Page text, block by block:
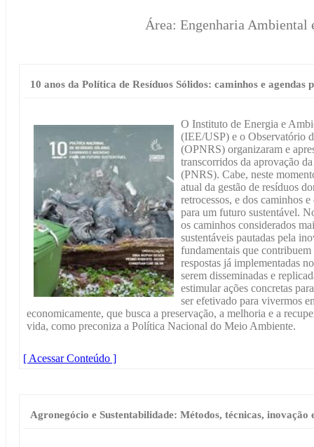
Área: Engenharia Ambiental
10 anos da Política de Resíduos Sólidos: caminhos e
O Instituto de Energia e
(IEE/USP) e o Observatório
(OPNRS) organizaram e
transcorridos da aprovação
(PNRS). Cabe, neste
atual da gestão de resíduos
retrocessos, e dos caminhos
para um futuro sustentável.
os caminhos considerados
sustentáveis pautadas pela
fundamentais que
respostas já implementadas
serem disseminadas e
estimular ações concretas
ser efetivado para vivermos
economicamente, que busca a preservação, a melhoria e a
vida, como preconiza a Política Nacional do Meio Ambiente.
[ Acessar Conteúdo ]
Agronegócio e Sustentabilidade: Métodos, técnicas, inovação